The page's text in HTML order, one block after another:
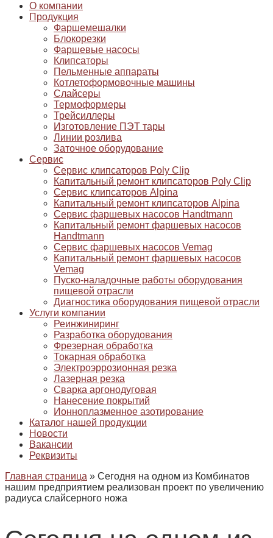
О компании
Продукция
Фаршемешалки
Блокорезки
Фаршевые насосы
Клипсаторы
Пельменные аппараты
Котлетоформовочные машины
Слайсеры
Термоформеры
Трейсиллеры
Изготовление ПЭТ тары
Линии розлива
Заточное оборудование
Сервис
Сервис клипсаторов Poly Clip
Капитальный ремонт клипсаторов Poly Clip
Сервис клипсаторов Alpina
Капитальный ремонт клипсаторов Alpina
Сервис фаршевых насосов Handtmann
Капитальный ремонт фаршевых насосов
Handtmann
Сервис фаршевых насосов Vemag
Капитальный ремонт фаршевых насосов
Vemag
Пуско-наладочные работы оборудования
пищевой отрасли
Диагностика оборудования пищевой отрасли
Услуги компании
Реинжиниринг
Разработка оборудования
Фрезерная обработка
Токарная обработка
Электроэррозионная резка
Лазерная резка
Сварка аргонодуговая
Нанесение покрытий
Ионноплазменное азотирование
Каталог нашей продукции
Новости
Вакансии
Реквизиты
Главная страница » Сегодня на одном из Комбинатов
нашим предприятием реализован проект по увеличению
радиуса слайсерного ножа